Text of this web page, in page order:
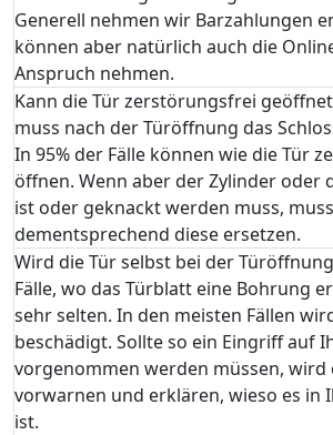
Generell nehmen wir Barzahlungen
können aber natürlich auch die
Anspruch nehmen.
Kann die Tür zerstörungsfrei
muss nach der Türöffnung das
In 95% der Fälle können wie die Tür
öffnen. Wenn aber der Zylinder oder
ist oder geknackt werden muss,
dementsprechend diese ersetzen.
Wird die Tür selbst bei der
Fälle, wo das Türblatt eine Bohrung
sehr selten. In den meisten Fällen
beschädigt. Sollte so ein Eingriff auf
vorgenommen werden müssen, wird
vorwarnen und erklären, wieso es in
ist.